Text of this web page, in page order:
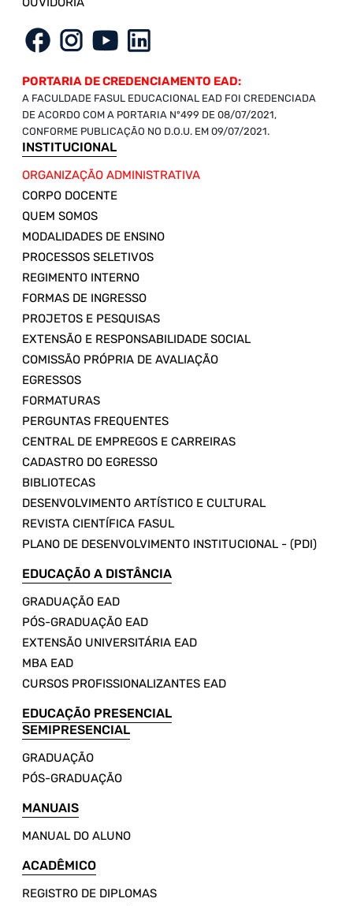
PORTARIA DE CREDENCIAMENTO EAD:
A FACULDADE FASUL EDUCACIONAL EAD FOI CREDENCIADA
DE ACORDO COM A PORTARIA Nº499 DE 08/07/2021,
CONFORME PUBLICAÇÃO NO D.O.U. EM 09/07/2021.
INSTITUCIONAL
ORGANIZAÇÃO ADMINISTRATIVA
CORPO DOCENTE
QUEM SOMOS
MODALIDADES DE ENSINO
PROCESSOS SELETIVOS
REGIMENTO INTERNO
FORMAS DE INGRESSO
PROJETOS E PESQUISAS
EXTENSÃO E RESPONSABILIDADE SOCIAL
COMISSÃO PRÓPRIA DE AVALIAÇÃO
EGRESSOS
FORMATURAS
PERGUNTAS FREQUENTES
CENTRAL DE EMPREGOS E CARREIRAS
CADASTRO DO EGRESSO
BIBLIOTECAS
DESENVOLVIMENTO ARTÍSTICO E CULTURAL
REVISTA CIENTÍFICA FASUL
PLANO DE DESENVOLVIMENTO INSTITUCIONAL - (PDI)
EDUCAÇÃO A DISTÂNCIA
GRADUAÇÃO EAD
PÓS-GRADUAÇÃO EAD
EXTENSÃO UNIVERSITÁRIA EAD
MBA EAD
CURSOS PROFISSIONALIZANTES EAD
EDUCAÇÃO PRESENCIAL
SEMIPRESENCIAL
GRADUAÇÃO
PÓS-GRADUAÇÃO
MANUAIS
MANUAL DO ALUNO
ACADÊMICO
REGISTRO DE DIPLOMAS